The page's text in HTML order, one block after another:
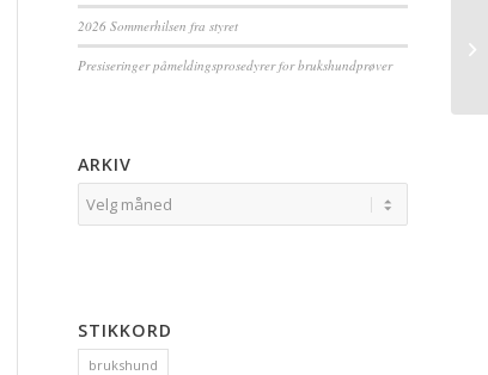
2026 Sommerhilsen fra styret
Presiseringer påmeldingsprosedyrer for brukshundprøver
ARKIV
STIKKORD
brukshund